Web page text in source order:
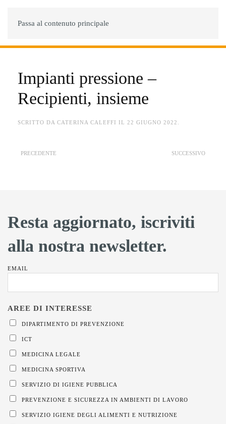
Passa al contenuto principale
Impianti pressione –
Recipienti, insieme
SCRITTO DA CATERINA CALEFFI IL 22 GIUGNO 2022
PRECEDENTE SUCCESSIVO
Resta aggiornato, iscriviti
alla nostra newsletter.
EMAIL
DIPARTIMENTO DI PREVENZIONE
ICT
MEDICINA LEGALE
MEDICINA SPORTIVA
SERVIZIO DI IGIENE PUBBLICA
PREVENZIONE E SICUREZZA IN AMBIENTI DI LAVORO
SERVIZIO IGIENE DEGLI ALIMENTI E NUTRIZIONE